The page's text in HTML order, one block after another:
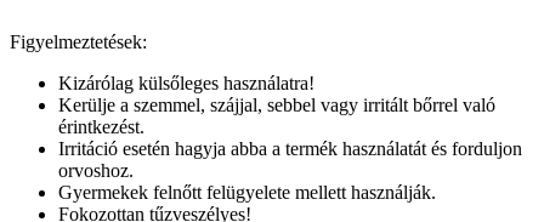
Figyelmeztetések:
Kizárólag külsőleges használatra!
Kerülje a szemmel, szájjal, sebbel vagy irritált bőrrel való
érintkezést.
Irritáció esetén hagyja abba a termék használatát és forduljon
orvoshoz.
Gyermekek felnőtt felügyelete mellett használják.
Fokozottan tűzveszélyes!